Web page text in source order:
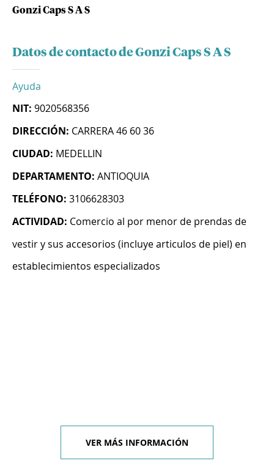
Gonzi Caps S A S
Datos de contacto de Gonzi Caps S A S
Ayuda
NIT: 9020568356
DIRECCIÓN: CARRERA 46 60 36
CIUDAD: MEDELLIN
DEPARTAMENTO: ANTIOQUIA
TELÉFONO: 3106628303
ACTIVIDAD: Comercio al por menor de prendas de
vestir y sus accesorios (incluye articulos de piel) en
establecimientos especializados
VER MÁS INFORMACIÓN